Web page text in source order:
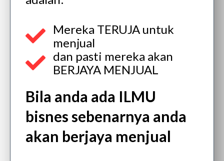
Mereka TERUJA untuk
menjual
dan pasti mereka akan
BERJAYA MENJUAL
Bila anda ada ILMU
bisnes sebenarnya anda
akan berjaya menjual